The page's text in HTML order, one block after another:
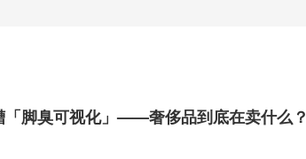
「脚臭可视化」——奢侈品到底在卖什么？